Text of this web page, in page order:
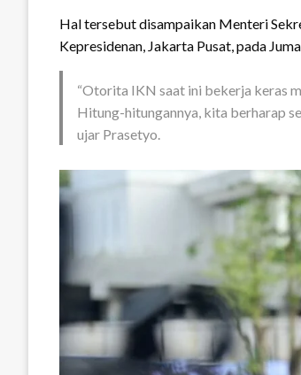
Hal tersebut disampaikan Menteri
Kepresidenan, Jakarta Pusat, pada
“Otorita IKN saat ini bekerja keras
Hitung-hitungannya, kita berharap
ujar Prasetyo.